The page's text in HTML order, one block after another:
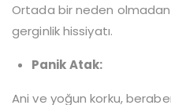
Ortada bir neden olmadan
gerginlik hissiyatı.
Panik Atak:
Ani ve yoğun korku,